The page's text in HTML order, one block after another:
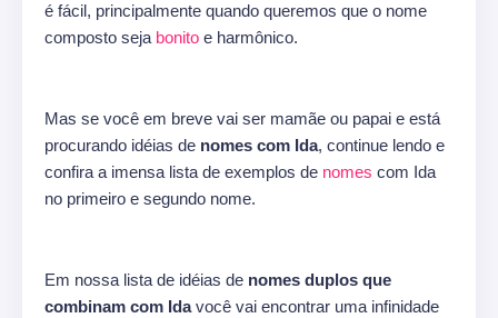
é fácil, principalmente quando queremos que o nome
composto seja bonito e harmônico.
Mas se você em breve vai ser mamãe ou papai e está
procurando idéias de nomes com Ida, continue lendo e
confira a imensa lista de exemplos de nomes com Ida
no primeiro e segundo nome.
Em nossa lista de idéias de nomes duplos que
combinam com Idavocê vai encontrar uma infinidade